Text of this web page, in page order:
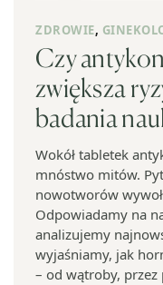
ZDROWIE,
Czy
zwiększa
badania
Wokół tabletek
mnóstwo mitów.
nowotworów
Odpowiadamy na
analizujemy
wyjaśniamy, jak
– od wątroby,